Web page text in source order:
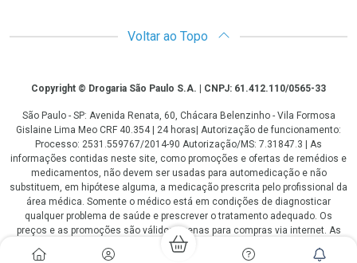
Voltar ao Topo
CopyrightCopyright © Drogaria São Paulo S.A. | CNPJ: 61.412.110/0565-33
São Paulo - SP: Avenida Renata, 60, Chácara Belenzinho - Vila Formosa
Gislaine Lima Meo CRF 40.354 | 24 horas| Autorização de funcionamento:
Processo: 2531.559767/2014-90 Autorização/MS: 7.31847.3 | As
informações contidas neste site, como promoções e ofertas de remédios e
medicamentos, não devem ser usadas para automedicação e não
substituem, em hipótese alguma, a medicação prescrita pelo profissional da
área médica. Somente o médico está em condições de diagnosticar
qualquer problema de saúde e prescrever o tratamento adequado. Os
preços e as promoções são válidos apenas para compras via internet. As
fotos contidas em nosso site são meramente ilustrativas. *Preços e
disponibilidade sujeitos a alterações no decorrer do dia. Antibióticos e